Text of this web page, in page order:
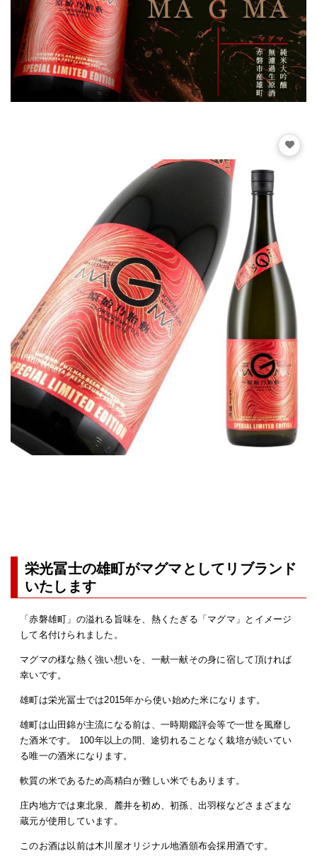
栄光冨士の雄町がマグマとしてリブランド
いたします
「赤磐雄町」の溢れる旨味を、熱くたぎる「マグマ」とイメージ
して名付けられました。
マグマの様な熱く強い想いを、一献一献その身に宿して頂ければ
幸いです。
雄町は栄光冨士では2015年から使い始めた米になります。
雄町は山田錦が主流になる前は、一時期鑑評会等で一世を風靡し
た酒米です。 100年以上の間、途切れることなく栽培が続いてい
る唯一の酒米になります。
軟質の米であるため高精白が難しい米でもあります。
庄内地方では東北泉、麓井を初め、初孫、出羽桜などさまざまな
蔵元が使用しています。
このお酒は以前は木川屋オリジナル地酒頒布会採用酒です。